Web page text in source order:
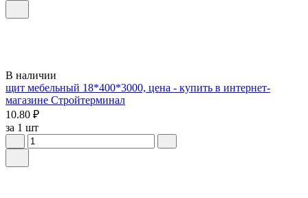
В наличии
щит мебельный 18*400*3000, цена - купить в интернет-
магазине Стройтерминал
10.80 ₽
за 1 шт